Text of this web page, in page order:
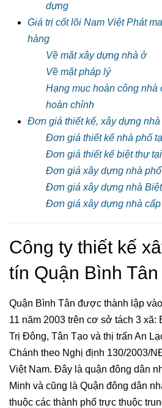
dựng
Giá trị cốt lõi Nam Việt Phát
hàng
Về mặt xây dựng nhà ở
Về mặt pháp lý
Hạng mục hoàn công nhà
hoàn chỉnh
Đơn giá thiết kế, xây dựng
Đơn giá thiết kế nhà phố
Đơn giá thiết kế biệt thự
Đơn giá xây dựng nhà
Đơn giá xây dựng nhà
Đơn giá xây dựng nhà
Công ty thiết kế
tín Quận Bình Tân
Quận Bình Tân được thành lập
11 năm 2003 trên cơ sở tách 3 xã:
Trị Đông, Tân Tạo và thị trấn An
Chánh theo Nghị định 130/2003/
Việt Nam. Đây là quận đông dân
Minh và cũng là Quận đông dân
thuộc các thành phố trực thuộc